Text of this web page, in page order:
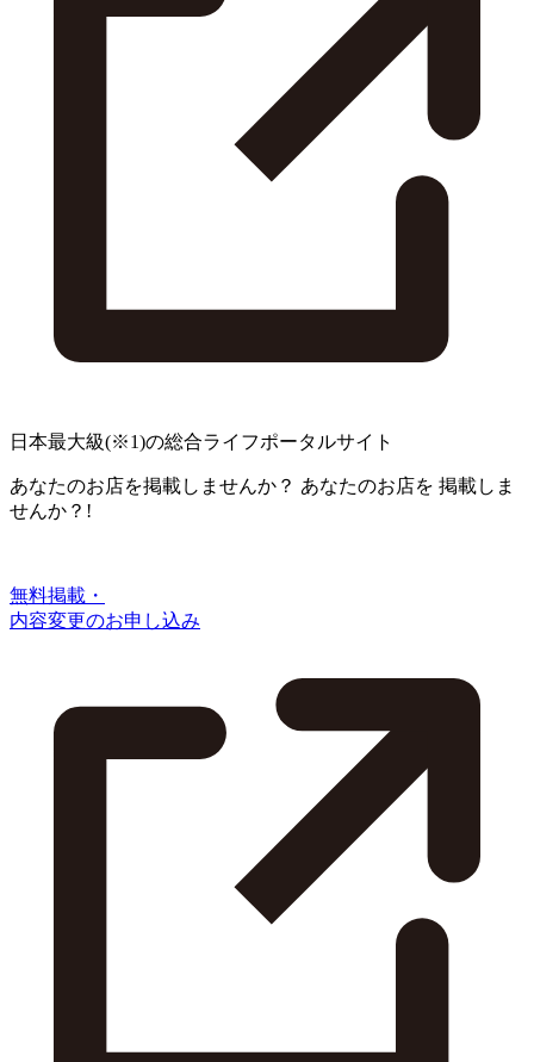
日本最大級(※1)の総合ライフポータルサイト
あなたのお店を掲載しませんか？ あなたのお店を 掲載しま
せんか？!
無料掲載・
内容変更のお申し込み